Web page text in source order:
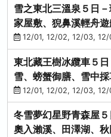
雪之東北三溫泉５日
家屋敷、猊鼻溪輕舟
烤牡蠣、握壽司體驗
12/01, 12/02, 12/03, 12/
東北藏王樹冰纜車５
雪、螃蟹御膳、雪中
理、松島遊船
12/01, 12/02, 12/03, 12/
冬雪夢幻星野青森屋
奧入瀨溪、田澤湖、